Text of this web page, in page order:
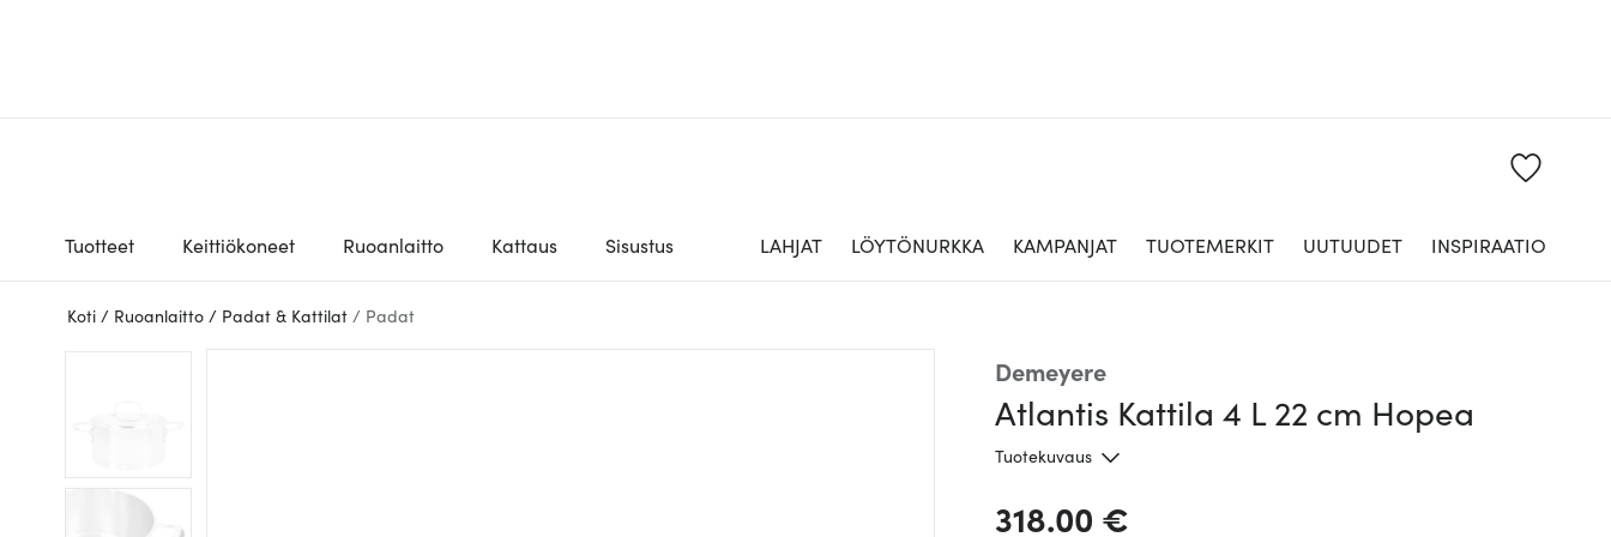
Tuotteet Keittiökoneet Ruoanlaitto Kattaus Sisustus LAHJAT LÖYTÖNURKKA KAMPANJAT TUOTEMERKIT UUTUUDET INSPIRAATIO
Koti / Ruoanlaitto / Padat & Kattilat / Padat
Demeyere
Atlantis Kattila 4 L 22 cm Hopea
Tuotekuvaus
318.00 €